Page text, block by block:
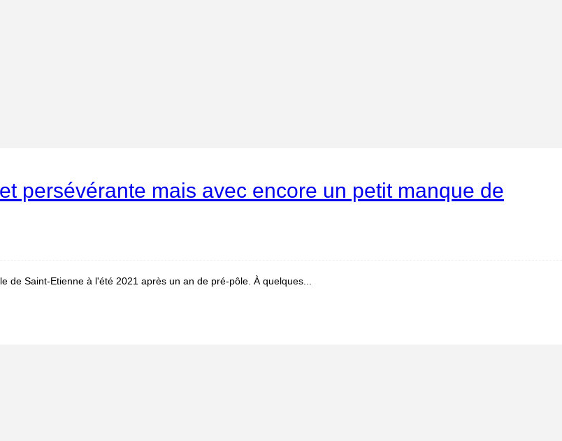
persévérante mais avec encore un petit manque de
Saint-Etienne à l'été 2021 après un an de pré-pôle. À quelques...